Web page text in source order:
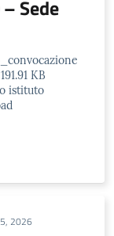
Sede
KB
istituto
2026